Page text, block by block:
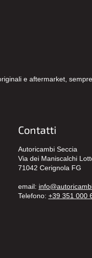
e aftermarket,
Contatti
Autoricambi Seccia
Via dei Maniscalchi
71042 Cerignola FG
email:
Telefono: +39 351 000